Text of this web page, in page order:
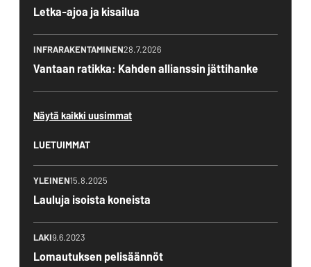
Letka-ajoa ja kisailua
INFRARAKENTAMINEN28.7.2026
Vantaan ratikka: Kahden allianssin jättihanke
Näytä kaikki uusimmat
LUETUIMMAT
YLEINEN15.8.2025
Lauluja isoista koneista
LAKI9.6.2023
Lomautuksen pelisäännöt